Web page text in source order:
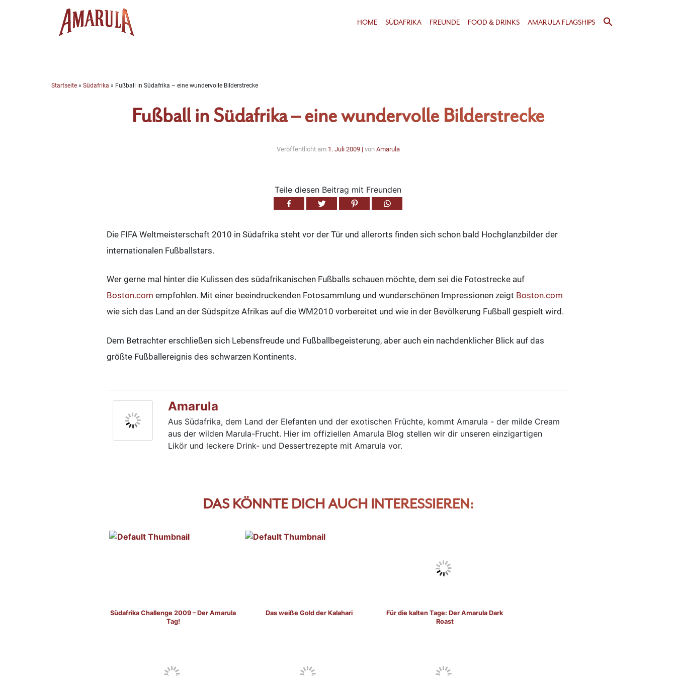
HOME SÜDAFRIKA FREUNDE FOOD & DRINKS AMARULA FLAGSHIPS
Startseite » Südafrika » Fußball in Südafrika – eine wundervolle Bilderstrecke
Fußball in Südafrika – eine wundervolle Bilderstrecke
Veröffentlicht am 1. Juli 2009| von Amarula
Teile diesen Beitrag mit Freunden
Die FIFA Weltmeisterschaft 2010 in Südafrika steht vor der Tür und allerorts finden sich schon bald Hochglanzbilder der
internationalen Fußballstars.
Wer gerne mal hinter die Kulissen des südafrikanischen Fußballs schauen möchte, dem sei die Fotostrecke auf
Boston.com empfohlen. Mit einer beeindruckenden Fotosammlung und wunderschönen Impressionen zeigt Boston.com
wie sich das Land an der Südspitze Afrikas auf die WM2010 vorbereitet und wie in der Bevölkerung Fußball gespielt wird.
Dem Betrachter erschließen sich Lebensfreude und Fußballbegeisterung, aber auch ein nachdenklicher Blick auf das
größte Fußballereignis des schwarzen Kontinents.
Amarula
Aus Südafrika, dem Land der Elefanten und der exotischen Früchte, kommt Amarula - der milde Cream
aus der wilden Marula-Frucht. Hier im offiziellen Amarula Blog stellen wir dir unseren einzigartigen
Likör und leckere Drink- und Dessertrezepte mit Amarula vor.
DAS KÖNNTE DICH AUCH INTERESSIEREN:
Südafrika Challenge 2009 – Der Amarula
Tag!
Das weiße Gold der Kalahari
Für die kalten Tage: Der Amarula Dark
Roast